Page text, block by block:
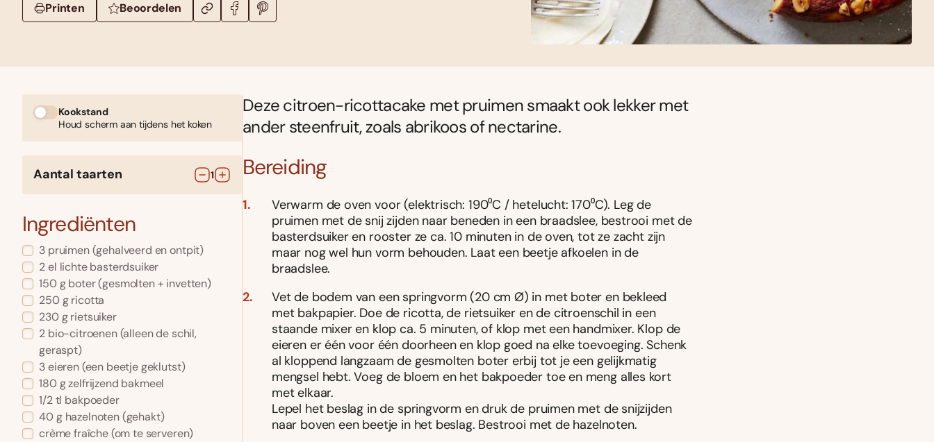
Printen Beoordelen
Kookstand
Houd scherm aan tijdens het koken
Aantal taarten 1
Ingrediënten
3 pruimen(gehalveerd en ontpit)
2el lichte basterdsuiker
150 g boter(gesmolten + invetten)
250 g ricotta
230 g rietsuiker
2 bio-citroenen(alleen de schil,
geraspt)
3eieren(een beetje geklutst)
180 gzelfrijzend bakmeel
1/2 tl bakpoeder
40 g hazelnoten(gehakt)
crème fraîche(om te serveren)
Deze citroen-ricottacake met pruimen smaakt ook lekker met
ander steenfruit, zoals abrikoos of nectarine.
Bereiding
Verwarm de oven voor (elektrisch: 190⁰C / hetelucht: 170⁰C). Leg de
pruimen met de snij zijden naar beneden in een braadslee, bestrooi met de
basterdsuiker en rooster ze ca. 10 minuten in de oven, tot ze zacht zijn
maar nog wel hun vorm behouden. Laat een beetje afkoelen in de
braadslee.
Vet de bodem van een springvorm (20 cm Ø) in met boter en bekleed
met bakpapier. Doe de ricotta, de rietsuiker en de citroenschil in een
staande mixer en klop ca. 5 minuten, of klop met een handmixer. Klop de
eieren er één voor één doorheen en klop goed na elke toevoeging. Schenk
al kloppend langzaam de gesmolten boter erbij tot je een gelijkmatig
mengsel hebt. Voeg de bloem en het bakpoeder toe en meng alles kort
met elkaar.
Lepel het beslag in de springvorm en druk de pruimen met de snijzijden
naar boven een beetje in het beslag. Bestrooi met de hazelnoten.